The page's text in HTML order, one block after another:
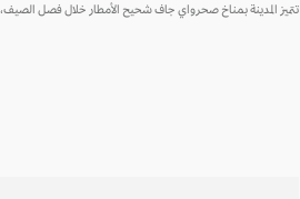
تتميز المدينة بمناخ صحرواي جاف شحيح الأمطار خلال فصل